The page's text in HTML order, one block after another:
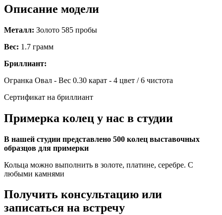
Описание модели
Металл: Золото 585 пробы
Вес: 1.7 грамм
Бриллиант:
Огранка Овал - Вес 0.30 карат - 4 цвет / 6 чистота
Сертификат на бриллиант
Примерка колец у нас в студии
В нашей студии представлено 500 колец выставочных
образцов для примерки
Кольца можно выполнить в золоте, платине, серебре. С
любыми камнями
Получить консультацию или
записаться на встречу